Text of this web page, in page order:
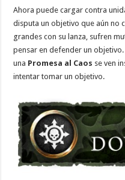
Ahora puede cargar contra
disputa un objetivo que aún no
grandes con su lanza, sufren
pensar en defender un
una Promesa al Caos se ven
intentar tomar un objetivo.